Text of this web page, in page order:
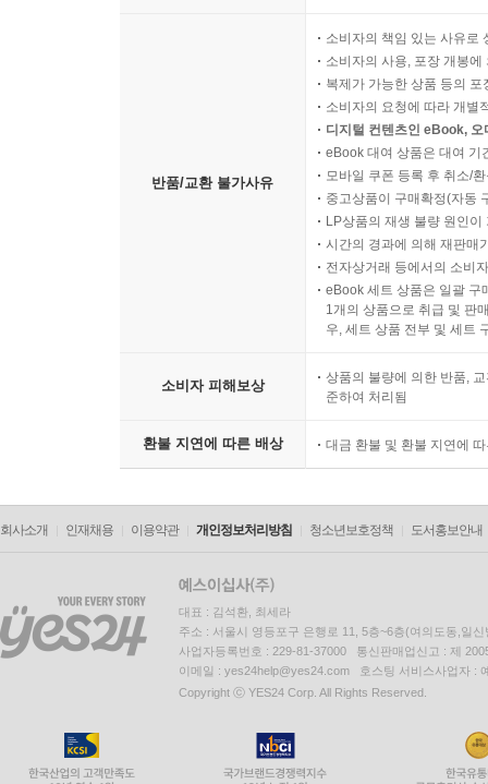
반품/교환 불가사유
소비자의 책임 있는 사유로
소비자의 사용, 포장 개봉
복제가 가능한 상품 등의
소비자의 요청에 따라 개별
디지털 컨텐츠인 eBook,
eBook 대여 상품은 대여 기
모바일 쿠폰 등록 후 취소/
중고상품이 구매확정(자동
LP상품의 재생 불량 원인
시간의 경과에 의해 재판매
전자상거래 등에서의 소비
eBook 세트 상품은 일괄 구
1개의 상품으로 취급 및 판
우, 세트 상품 전부 및 세트
소비자 피해보상
상품의 불량에 의한 반품,
준하여 처리됨
환불 지연에 따른 배상 대금 환불 및 환불 지연에
회사소개 인재채용 이용약관 개인정보처리방침 청소년보호정책 도서홍보안내
대표 : 김석환, 최세라
주소 : 서울시 영등포구 은행로 11, 5층~6층(여의도동,일신
사업자등록번호 : 229-81-37000 통신판매업신고 : 제
이메일 : yes24help@yes24.com 호스팅 서비스사업자 :
Copyright ⓒ YES24 Corp. All Rights Reserved.